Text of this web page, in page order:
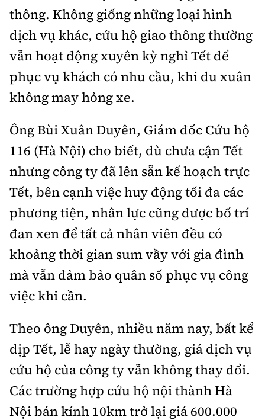
Trưởng ban Ô tô - Xe máy: Nguyễn Tiến Mạnh
Giấy phép số: 03/GP-BC, cấp ngày 22/4/2025
Chuyên trang của Báo Xây dựng
Tòa soạn: Số 2 Nguyễn Công Hoan, phường Giảng Võ,
Hà Nội.
Hotline: 0967 376 459;
Liên hệ quảng cáo phát hành: 0915.057.282
Email:bandoc@baoxaydung.vn
Thông tin tòa soạn
thông. Không giống những loại hình
dịch vụ khác, cứu hộ giao thông thường
vẫn hoạt động xuyên kỳ nghỉ Tết để
phục vụ khách có nhu cầu, khi du xuân
không may hỏng xe.
Ông Bùi Xuân Duyên, Giám đốc Cứu hộ
116 (Hà Nội) cho biết, dù chưa cận Tết
nhưng công ty đã lên sẵn kế hoạch trực
Tết, bên cạnh việc huy động tối đa các
phương tiện, nhân lực cũng được bố trí
đan xen để tất cả nhân viên đều có
khoảng thời gian sum vầy với gia đình
mà vẫn đảm bảo quân số phục vụ công
việc khi cần.
Theo ông Duyên, nhiều năm nay, bất kể
dịp Tết, lễ hay ngày thường, giá dịch vụ
cứu hộ của công ty vẫn không thay đổi.
Các trường hợp cứu hộ nội thành Hà
Nội bán kính 10km trở lại giá 600.000